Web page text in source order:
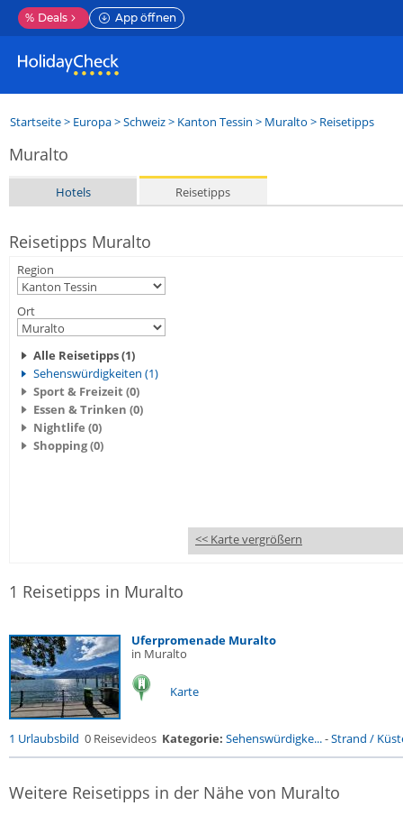
% Deals App öffnen
Startseite> Europa>Schweiz> Kanton Tessin > Muralto > Reisetipps
Muralto
Hotels Reisetipps
Reisetipps Muralto
Region
Ort
Alle Reisetipps (1)
Sehenswürdigkeiten (1)
Sport & Freizeit (0)
Essen & Trinken (0)
Nightlife (0)
Shopping (0)
<< Karte vergrößern
1 Reisetipps in Muralto
Uferpromenade Muralto
in Muralto
Karte
1 Urlaubsbild 0 Reisevideos Kategorie: Sehenswürdigke...-Strand /
Weitere Reisetipps in der Nähe von Muralto